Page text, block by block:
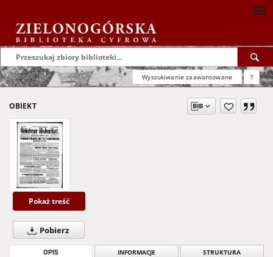
Wyszukiwanie zaawansowane ?
OBIEKT
Pokaż treść
Pobierz
OPIS INFORMACJE STRUKTURA